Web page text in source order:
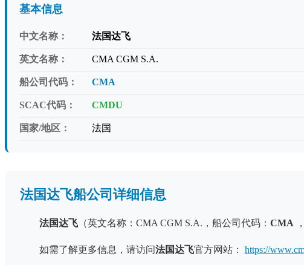
基本信息
中文名称： 法国达飞
英文名称： CMA CGM S.A.
船公司代码： CMA
SCAC代码： CMDU
国家/地区： 法国
法国达飞船公司详细信息
法国达飞 （英文名称：CMA CGM S.A.，船公司代码： CMA
如需了解更多信息，请访问法国达飞官方网站： https://